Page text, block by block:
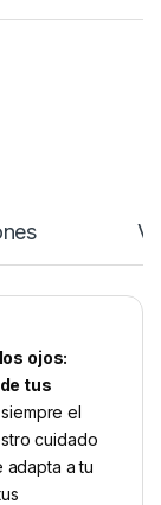
ojos:
tus
el
cuidado
adapta a tu